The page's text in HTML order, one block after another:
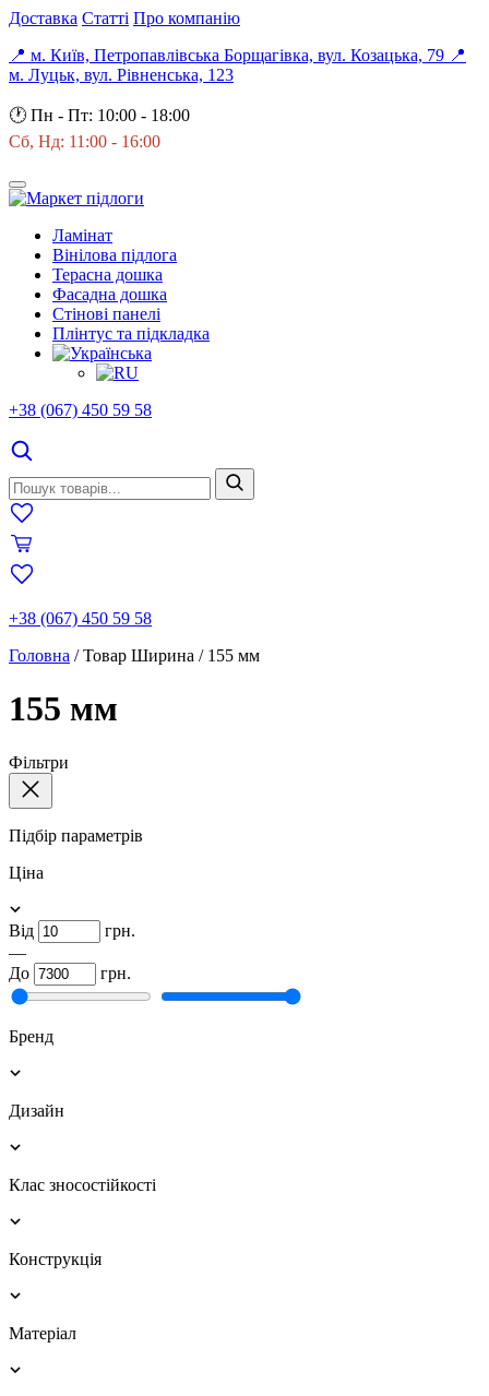
Доставка Статті Про компанію
📍 м. Київ, Петропавлівська Борщагівка, вул. Козацька, 79 📍
м. Луцьк, вул. Рівненська, 123
🕐 Пн - Пт: 10:00 - 18:00
Сб, Нд: 11:00 - 16:00
Ламінат
Вінілова підлога
Терасна дошка
Фасадна дошка
Стінові панелі
Плінтус та підкладка
+38 (067) 450 59 58
+38 (067) 450 59 58
Головна /Товар Ширина / 155 мм
155 мм
Фільтри
Підбір параметрів
Ціна
Від
грн.
—
До
грн.
Бренд
Дизайн
Клас зносостійкості
Конструкція
Матеріал